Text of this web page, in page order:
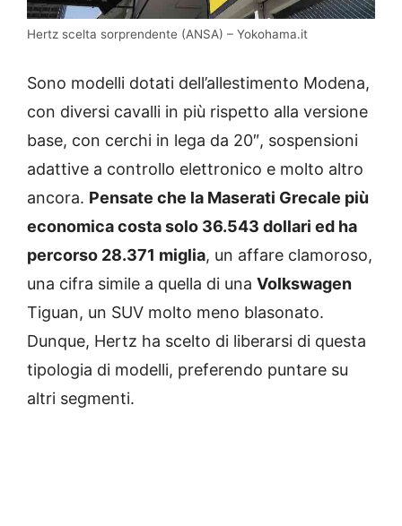
Hertz scelta sorprendente (ANSA) – Yokohama.it
Sono modelli dotati dell’allestimento Modena,
con diversi cavalli in più rispetto alla versione
base, con cerchi in lega da 20″, sospensioni
adattive a controllo elettronico e molto altro
ancora. Pensate che la Maserati Grecale più
economica costa solo 36.543 dollari ed ha
percorso 28.371 miglia, un affare clamoroso,
una cifra simile a quella di una Volkswagen
Tiguan, un SUV molto meno blasonato.
Dunque, Hertz ha scelto di liberarsi di questa
tipologia di modelli, preferendo puntare su
altri segmenti.